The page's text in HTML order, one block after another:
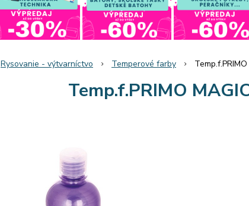
Rysovanie - výtvarníctvo Temperové farby
Temp.f.PRIMO